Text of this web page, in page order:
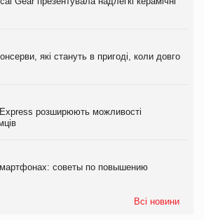
які стануть в пригоді, коли довго
розширюють можливості
советы по повышению
Всі новини